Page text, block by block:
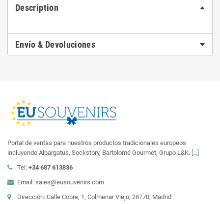
Description
Envío & Devoluciones
Portal de ventas para nuestros productos tradicionales europeos
incluyendo Alpargatus, Sockstory, Bartolomé Gourmet, Grupo L&K. [...]
Tel: +34 687 613836
Email: sales@eusouvenirs.com
Dirección: Calle Cobre, 1, Colmenar Viejo, 28770, Madrid